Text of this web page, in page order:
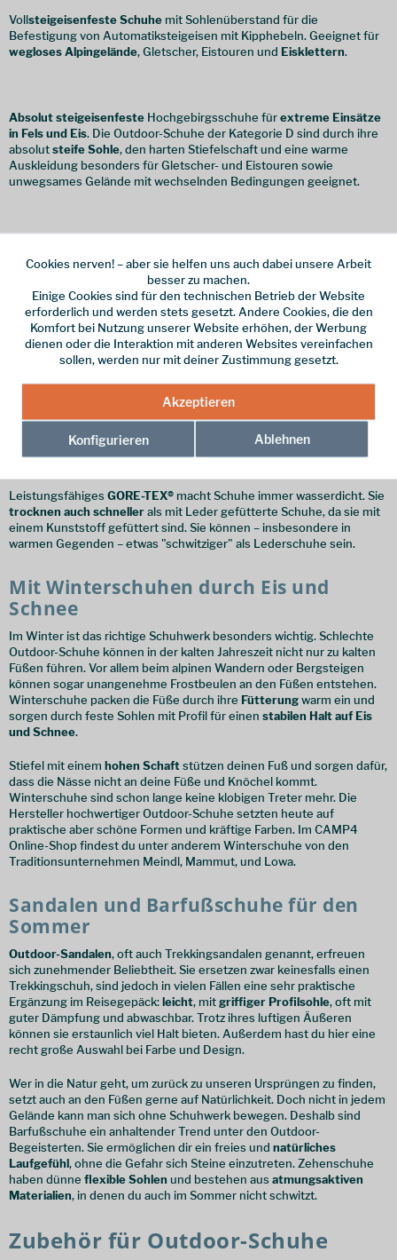
Vollsteigeisenfeste Schuhe mit Sohlenüberstand für die
Befestigung von Automatiksteigeisen mit Kipphebeln. Geeignet für
wegloses Alpingelände, Gletscher, Eistouren und Eisklettern.
Absolut steigeisenfeste Hochgebirgsschuhe fürextreme Einsätze
in Fels und Eis. Die Outdoor-Schuhe der Kategorie D sind durch ihre
absolutsteife Sohle, den harten Stiefelschaft und eine warme
Auskleidung besonders für Gletscher- und Eistouren sowie
unwegsames Gelände mit wechselnden Bedingungen geeignet.
Wasserdicht oder nicht?
Nässeschutz ist eine Frage desMaterials. Schuhe, die aus
synthetischen Fasernhergestellt wurden und mit keiner Membran
versehen sind, bieten nur geringen Schutz vor Nässe. Diese Schuhe
sind hingegen sehratmungsaktiv und eine gute Wahl, wenn es in
warme oder tropische Gegenden geht.
Schuhe aus gutemLedermit wenig Nähten lassen sich durch eine
regelmäßige Behandlung mit einem geeigneten Wachs ziemlich
Weiden oder Moorland zu wandern, kommt mit klassischen
Lederstiefeln in der Regel völlig aus. Ein Innenfutter aus Leder sorgt
Leistungsfähiges GORE-TEX® macht Schuhe immer wasserdicht. Sie
trocknen auch schnellerals mit Leder gefütterte Schuhe, da sie mit
einem Kunststoff gefüttert sind. Sie können – insbesondere in
warmen Gegenden – etwas "schwitziger" als Lederschuhe sein.
Mit Winterschuhen durch Eis und
Schnee
Im Winter ist das richtige Schuhwerk besonders wichtig. Schlechte
Outdoor-Schuhe können in der kalten Jahreszeit nicht nur zu kalten
Füßen führen. Vor allem beim alpinen Wandern oder Bergsteigen
können sogar unangenehme Frostbeulen an den Füßen entstehen.
Winterschuhe packen die Füße durch ihre Fütterungwarm ein und
sorgen durch feste Sohlen mit Profil für einen stabilen Halt auf Eis
und Schnee.
Stiefel mit einem hohen Schaftstützen deinen Fuß und sorgen dafür,
dass die Nässe nicht an deine Füße und Knöchel kommt.
Winterschuhe sind schon lange keine klobigen Treter mehr. Die
Hersteller hochwertiger Outdoor-Schuhe setzten heute auf
praktische aber schöne Formen und kräftige Farben. Im CAMP4
Online-Shop findest du unter anderem Winterschuhe von den
Traditionsunternehmen Meindl, Mammut, und Lowa.
Sandalen und Barfußschuhe für den
Sommer
Outdoor-Sandalen, oft auch Trekkingsandalen genannt, erfreuen
sich zunehmender Beliebtheit. Sie ersetzen zwar keinesfalls einen
Trekkingschuh, sind jedoch in vielen Fällen eine sehr praktische
Ergänzung im Reisegepäck:leicht, mitgriffiger Profilsohle, oft mit
guter Dämpfung und abwaschbar. Trotz ihres luftigen Äußeren
können sie erstaunlich viel Halt bieten. Außerdem hast du hier eine
recht große Auswahl bei Farbe und Design.
Wer in die Natur geht, um zurück zu unseren Ursprüngen zu finden,
setzt auch an den Füßen gerne auf Natürlichkeit. Doch nicht in jedem
Gelände kann man sich ohne Schuhwerk bewegen. Deshalb sind
Barfußschuhe ein anhaltender Trend unter den Outdoor-
Begeisterten. Sie ermöglichen dir ein freies und natürliches
Laufgefühl, ohne die Gefahr sich Steine einzutreten. Zehenschuhe
haben dünne flexible Sohlen und bestehen aus atmungsaktiven
Materialien, in denen du auch im Sommer nicht schwitzt.
Zubehör für Outdoor-Schuhe
Cookies nerven! – aber sie helfen uns auch dabei unsere Arbeit
besser zu machen.
Einige Cookies sind für den technischen Betrieb der Website
erforderlich und werden stets gesetzt. Andere Cookies, die den
Komfort bei Nutzung unserer Website erhöhen, der Werbung
dienen oder die Interaktion mit anderen Websites vereinfachen
sollen, werden nur mit deiner Zustimmung gesetzt.
Akzeptieren
Konfigurieren Ablehnen